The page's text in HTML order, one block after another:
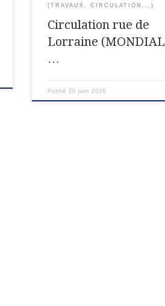
(TRAVAUX, CIRCULATION...)
Circulation rue de
Lorraine (MONDIAL
…
Publié20 juin 2026